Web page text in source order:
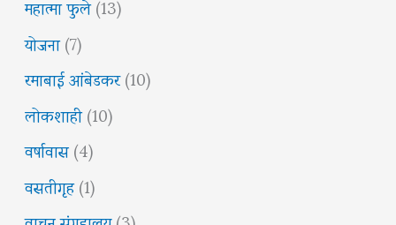
योजना(7)
रमाबाई आंबेडकर(10)
लोकशाही(10)
वर्षावास(4)
वसतीगृह(1)